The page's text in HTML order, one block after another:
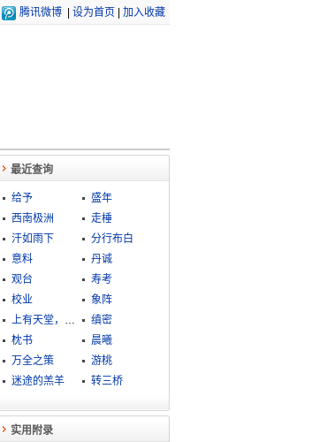
腾讯微博 设为首页 加入收藏
最近查询
给予
盛年
西南极洲
走棰
汗如雨下
分行布白
意料
丹诚
观台
寿考
校业
象阵
上有天堂，下有苏杭
缜密
枕书
晨曦
万全之策
游桃
迷途的羔羊
转三桥
实用附录